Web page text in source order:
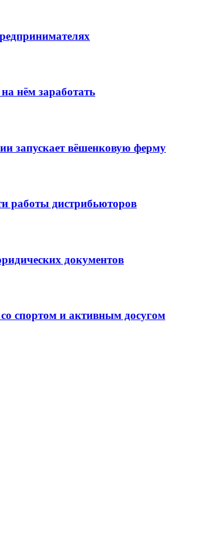
нём заработать
запускает вёшенковую ферму
работы дистрибьюторов
документов
спортом и активным досугом